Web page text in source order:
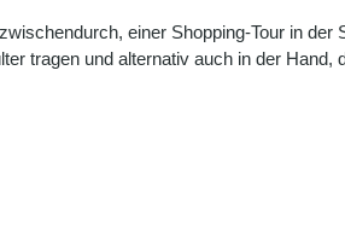
einer Shopping-Tour in
tragen und alternativ auch in der